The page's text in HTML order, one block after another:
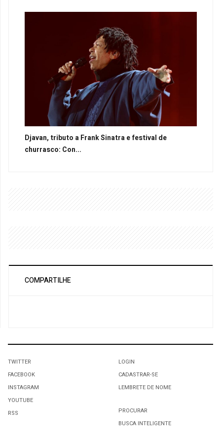
Djavan, tributo a Frank Sinatra e festival de
churrasco: Con...
COMPARTILHE
TWITTER
FACEBOOK
INSTAGRAM
YOUTUBE
RSS
LOGIN
CADASTRAR-SE
LEMBRETE DE NOME
PROCURAR
BUSCA INTELIGENTE